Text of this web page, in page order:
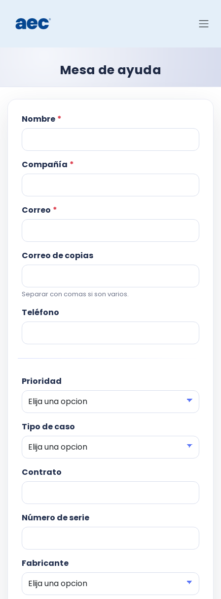
Mesa de ayuda
Nombre *
Compañía *
Correo *
Correo de copias
Separar con comas si son varios.
Teléfono
Prioridad
Tipo de caso
Contrato
Número de serie
Fabricante